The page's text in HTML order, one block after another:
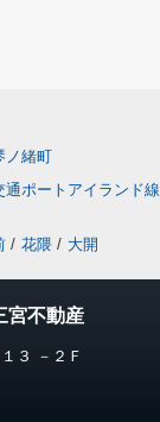
ノ緒町
通ポートアイランド線
/ 花隈 / 大開
宮不動産
３ －２Ｆ